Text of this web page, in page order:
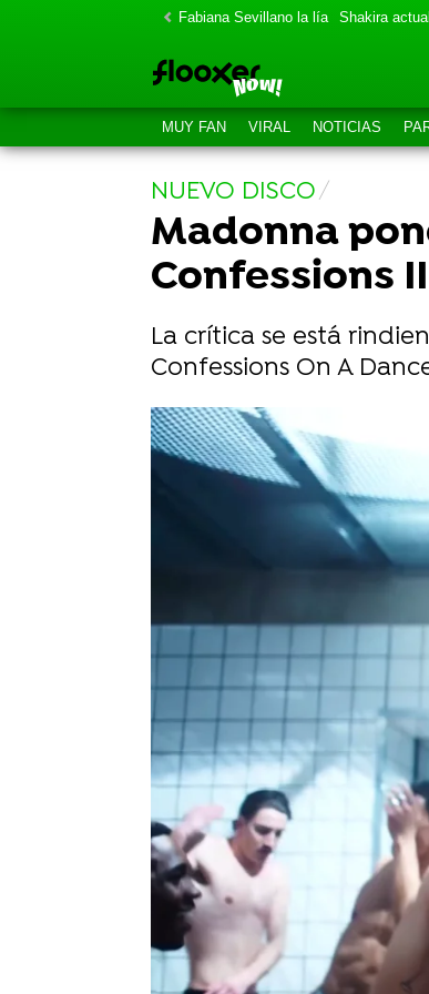
Fabiana Sevillano la lía Shakira
MUY FAN VIRAL NOTICIAS
NUEVO DISCO
Madonna
Confessions II
La crítica se está
Confessions On A
Juan Ceñal
Publicado: 03 de julio de
Madonna es la
embargo, en los
ha ido pasando